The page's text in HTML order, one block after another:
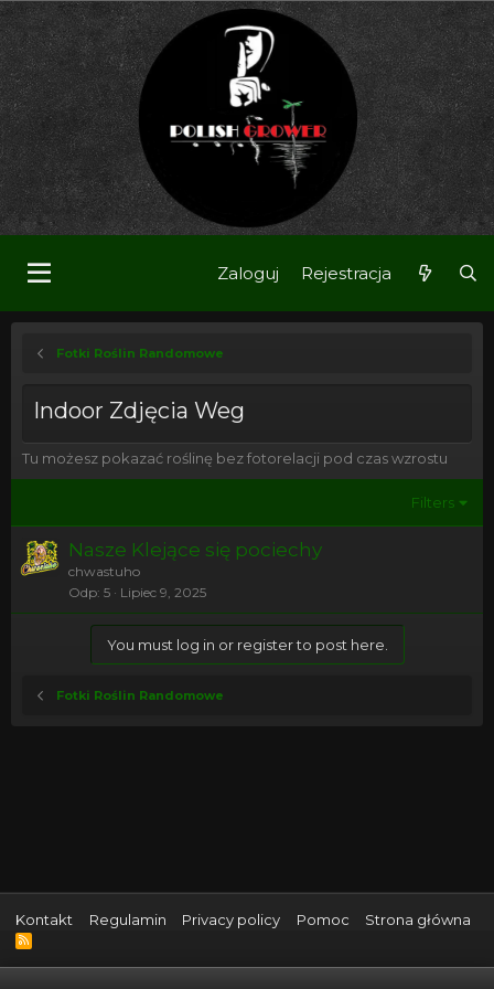
Zaloguj Rejestracja
Fotki Roślin Randomowe
Indoor Zdjęcia Weg
Tu możesz pokazać roślinę bez fotorelacji pod czas wzrostu
Filters
Nasze Klejące się pociechy
chwastuho
Odp 5 Lipiec 9, 2025
You must log in or register to post here.
Fotki Roślin Randomowe
Kontakt Regulamin Privacy policy Pomoc Strona główna
R
S
S